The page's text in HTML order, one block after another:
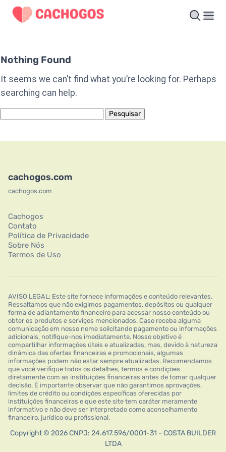
Nothing Found
It seems we can’t find what you’re looking for. Perhaps
searching can help.
cachogos.com
cachogos.com
Cachogos
Contato
Política de Privacidade
Sobre Nós
Termos de Uso
AVISO LEGAL: Este site fornece informações e conteúdo relevantes.
Ressaltamos que não exigimos pagamentos, depósitos ou qualquer
forma de adiantamento financeiro para acessar nosso conteúdo ou
obter os produtos e serviços mencionados. Caso receba alguma
comunicação em nosso nome solicitando pagamento ou informações
adicionais, notifique-nos imediatamente. Nosso objetivo é
compartilhar informações úteis e atualizadas, mas, devido à natureza
dinâmica das ofertas financeiras e promocionais, algumas
informações podem não estar sempre atualizadas. Recomendamos
que você verifique todos os detalhes, termos e condições
diretamente com as instituições financeiras antes de tomar qualquer
decisão. É importante observar que não garantimos aprovações,
limites de crédito ou condições específicas oferecidas por
instituições financeiras e que este site tem caráter meramente
informativo e não deve ser interpretado como aconselhamento
financeiro, jurídico ou profissional.
Copyright © 2026 CNPJ: 24.617.596/0001-31 - COSTA BUILDER
LTDA